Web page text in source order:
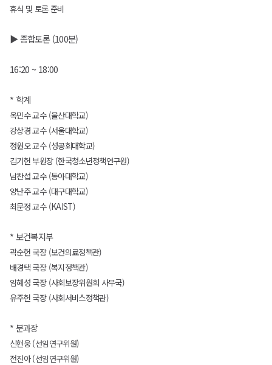
휴식 및 토론 준비
▶ 종합토론 (100분)
16:20 ~ 18:00
* 학계
옥민수 교수 (울산대학교)
강상경 교수 (서울대학교)
정원오 교수 (성공회대학교)
김기헌 부원장 (한국청소년정책연구원)
남찬섭 교수 (동아대학교)
양난주 교수 (대구대학교)
최문정 교수 (KAIST)
* 보건복지부
곽순헌 국장 (보건의료정책관)
배경택 국장 (복지정책관)
임혜성 국장 (사회보장위원회 사무국)
유주헌 국장 (사회서비스정책관)
* 분과장
신현웅 (선임연구위원)
전진아 (선임연구위원)